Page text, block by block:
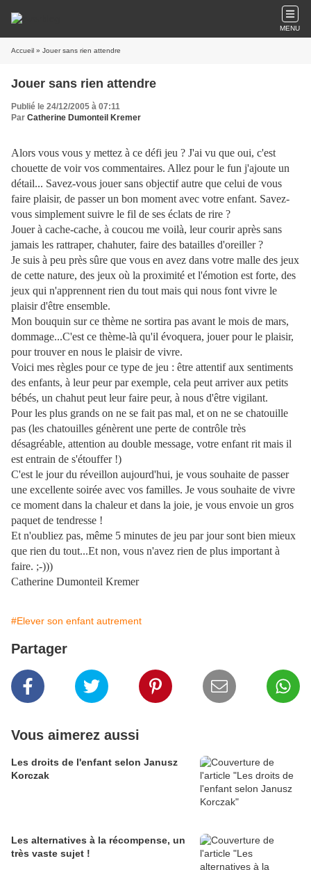
MENU
Accueil » Jouer sans rien attendre
Jouer sans rien attendre
Publié le 24/12/2005 à 07:11
Par Catherine Dumonteil Kremer
Alors vous vous y mettez à ce défi jeu ? J'ai vu que oui, c'est
chouette de voir vos commentaires. Allez pour le fun j'ajoute un
détail... Savez-vous jouer sans objectif autre que celui de vous
faire plaisir, de passer un bon moment avec votre enfant. Savez-
vous simplement suivre le fil de ses éclats de rire ?
Jouer à cache-cache, à coucou me voilà, leur courir après sans
jamais les rattraper, chahuter, faire des batailles d'oreiller ?
Je suis à peu près sûre que vous en avez dans votre malle des jeux
de cette nature, des jeux où la proximité et l'émotion est forte, des
jeux qui n'apprennent rien du tout mais qui nous font vivre le
plaisir d'être ensemble.
Mon bouquin sur ce thème ne sortira pas avant le mois de mars,
dommage...C'est ce thème-là qu'il évoquera, jouer pour le plaisir,
pour trouver en nous le plaisir de vivre.
Voici mes règles pour ce type de jeu : être attentif aux sentiments
des enfants, à leur peur par exemple, cela peut arriver aux petits
bébés, un chahut peut leur faire peur, à nous d'être vigilant.
Pour les plus grands on ne se fait pas mal, et on ne se chatouille
pas (les chatouilles génèrent une perte de contrôle très
désagréable, attention au double message, votre enfant rit mais il
est entrain de s'étouffer !)
C'est le jour du réveillon aujourd'hui, je vous souhaite de passer
une excellente soirée avec vos familles. Je vous souhaite de vivre
ce moment dans la chaleur et dans la joie, je vous envoie un gros
paquet de tendresse !
Et n'oubliez pas, même 5 minutes de jeu par jour sont bien mieux
que rien du tout...Et non, vous n'avez rien de plus important à
faire. ;-)))
Catherine Dumonteil Kremer
#Elever son enfant autrement
Partager
Vous aimerez aussi
Les droits de l'enfant selon Janusz
Korczak
Les alternatives à la récompense, un
très vaste sujet !